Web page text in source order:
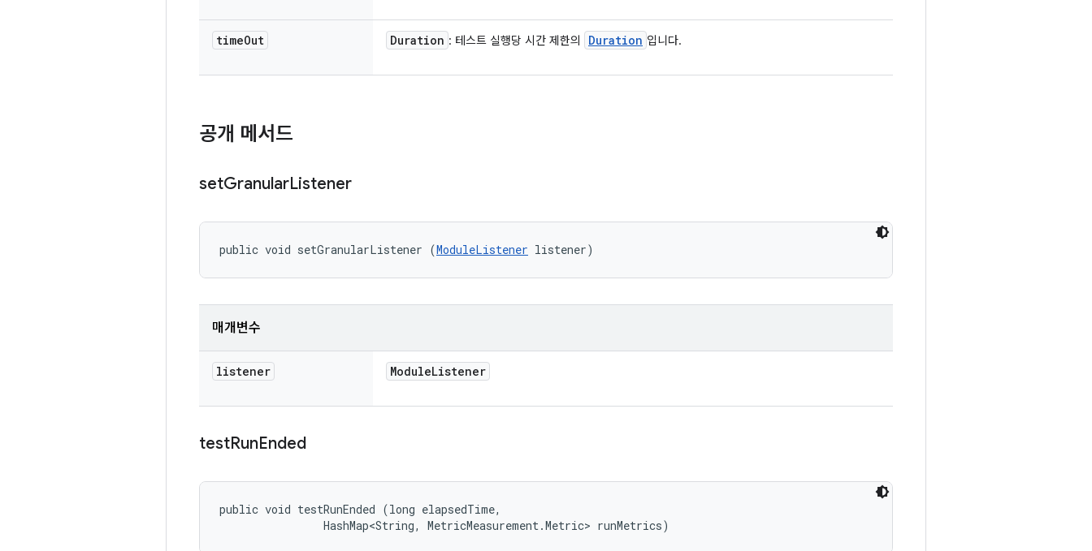
timeOut Duration : 테스트 실행당 시간 제한의 Duration 입니다.
공개 메서드
setGranularListener
public void setGranularListener (ModuleListener listener)
매개변수
listener ModuleListener
testRunEnded
public void testRunEnded (long elapsedTime,
                HashMap<String, MetricMeasurement.Metric> runMetrics)